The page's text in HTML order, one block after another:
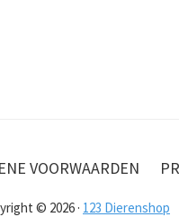
VOORWAARDEN
© 2026 · 123 Dierenshop